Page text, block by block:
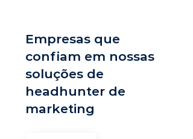
Empresas que
confiam em nossas
soluções de
headhunter de
marketing